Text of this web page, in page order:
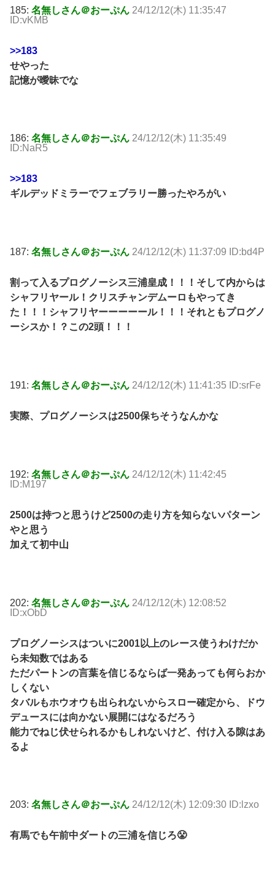
185: 名無しさん＠おーぷん 24/12/12(木) 11:35:47
ID:vKMB
>>183
せやった
記憶が曖昧でな
186: 名無しさん＠おーぷん 24/12/12(木) 11:35:49
ID:NaR5
>>183
ギルデッドミラーでフェブラリー勝ったやろがい
187: 名無しさん＠おーぷん 24/12/12(木) 11:37:09 ID:bd4P
割って入るプログノーシス三浦皇成！！！そして内からは
シャフリヤール！クリスチャンデムーロもやってき
た！！！シャフリヤーーーーール！！！それともプログノ
ーシスか！？この2頭！！！
191: 名無しさん＠おーぷん 24/12/12(木) 11:41:35 ID:srFe
実際、プログノーシスは2500保ちそうなんかな
192: 名無しさん＠おーぷん 24/12/12(木) 11:42:45
ID:M197
2500は持つと思うけど2500の走り方を知らないパターン
やと思う
加えて初中山
202: 名無しさん＠おーぷん 24/12/12(木) 12:08:52
ID:xObD
プログノーシスはついに2001以上のレース使うわけだか
ら未知数ではある
ただパートンの言葉を信じるならば一発あっても何らおか
しくない
タバルもホウオウも出られないからスロー確定から、ドウ
デュースには向かない展開にはなるだろう
能力でねじ伏せられるかもしれないけど、付け入る隙はあ
るよ
203: 名無しさん＠おーぷん 24/12/12(木) 12:09:30 ID:lzxo
有馬でも午前中ダートの三浦を信じろ😤